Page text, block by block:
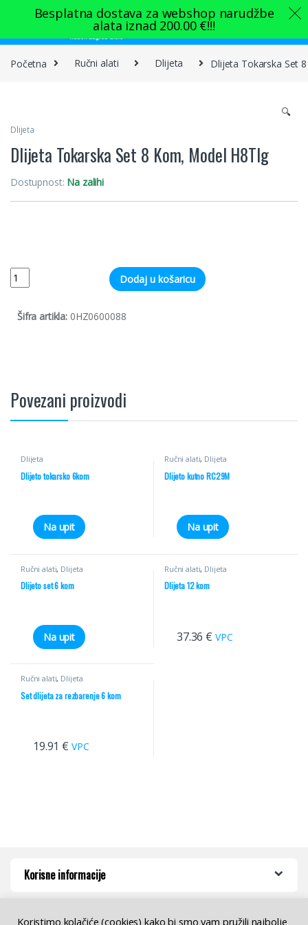
Skip to navigation
Skip to content
Početna Ručni alati Dlijeta Dlijeta Tokarska Set
🔍
Dlijeta
Dlijeta Tokarska Set 8 Kom, Model H8Tlg
Dostupnost: Na zalihi
Quantity Dodaj u košaricu
Šifra artikla: 0HZ0600088
Povezani proizvodi
Dlijeta
Dlijeto tokarsko 6kom
Na upit
Ručni alati, Dlijeta
Dlijeto kutno RC29M
Na upit
Ručni alati, Dlijeta
Dlijeto set 6 kom
Na upit
Ručni alati, Dlijeta
Dlijeta 12 kom
37.36 € VPC
Ručni alati, Dlijeta
Set dlijeta za rezbarenje 6 kom
19.91 € VPC
Korisne informacije
Koristimo kolačiće (cookies) kako bi smo vam pružili najbolje
Besplatna dostava za webshop narudžbe
alata iznad 200.00 €!!!